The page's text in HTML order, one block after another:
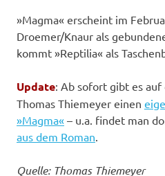
»Magma« erscheint im
Droemer/Knaur als
kommt »Reptilia« als
Update: Ab sofort gibt es auf
Thomas Thiemeyer einen
»Magma« – u.a. findet man
aus dem Roman.
Quelle: Thomas Thiemeyer